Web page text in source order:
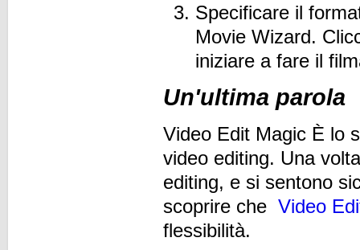
Specificare il
Movie Wizard.
iniziare a fare il
Un'ultima parola
Video Edit Magic È lo
video editing. Una
editing, e si sentono
scoprire che Video
flessibilità.